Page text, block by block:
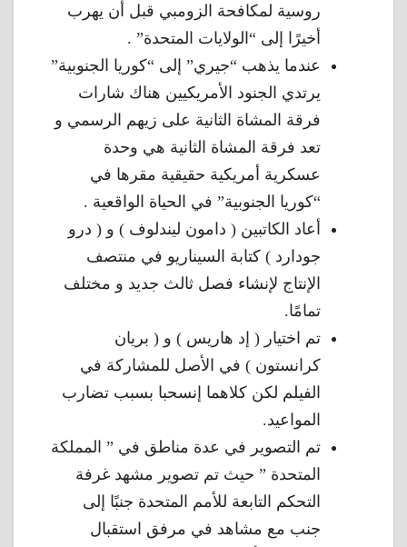
روسية لمكافحة الزومبي قبل أن يهرب
أخيرًا إلى “الولايات المتحدة” .
عندما يذهب “جيري” إلى “كوريا الجنوبية”
يرتدي الجنود الأمريكيين هناك شارات
فرقة المشاة الثانية على زيهم الرسمي و
تعد فرقة المشاة الثانية هي وحدة
عسكرية أمريكية حقيقية مقرها في
“كوريا الجنوبية” في الحياة الواقعية .
أعاد الكاتبين ( دامون ليندلوف ) و ( درو
جودارد ) كتابة السيناريو في منتصف
الإنتاج لإنشاء فصل ثالث جديد و مختلف
تمامًا.
تم اختيار ( إد هاريس ) و ( بريان
كرانستون ) في الأصل للمشاركة في
الفيلم لكن كلاهما إنسحبا بسبب تضارب
المواعيد.
تم التصوير في عدة مناطق في ” المملكة
المتحدة ” حيث تم تصوير مشهد غرفة
التحكم التابعة للأمم المتحدة جنبًا إلى
جنب مع مشاهد في مرفق استقبال